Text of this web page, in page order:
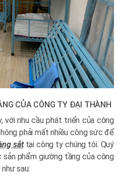
CỦA CÔNG TY ĐẠI THÀNH
với nhu cầu phát triển của công
phải mất nhiều công sức để
sắttại công ty chúng tôi. Quý
phẩm giường tầng của công
sau: